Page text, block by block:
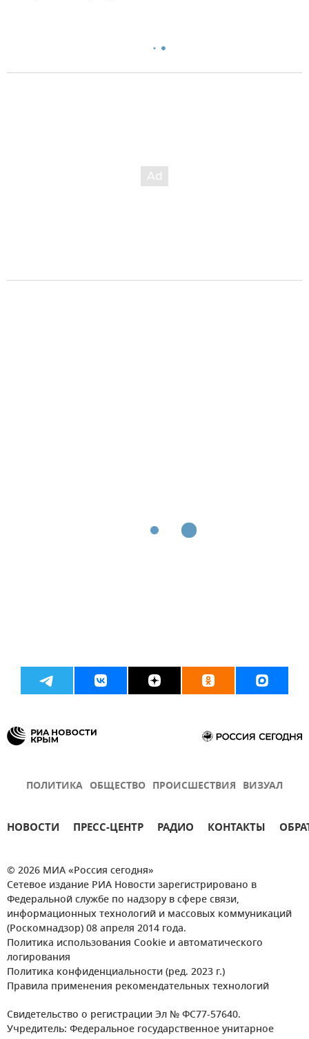
ПОЛИТИКА ОБЩЕСТВО ПРОИСШЕСТВИЯ ВИЗУАЛ
НОВОСТИ ПРЕСС-ЦЕНТР РАДИО КОНТАКТЫ
© 2026 МИА «Россия сегодня»
Сетевое издание РИА Новости зарегистрировано в
Федеральной службе по надзору в сфере связи,
информационных технологий и массовых коммуникаций
(Роскомнадзор) 08 апреля 2014 года.
Политика использования Cookie и автоматического
логирования
Политика конфиденциальности (ред. 2023 г.)
Правила применения рекомендательных технологий
Свидетельство о регистрации Эл № ФС77-57640.
Учредитель: Федеральное государственное унитарное